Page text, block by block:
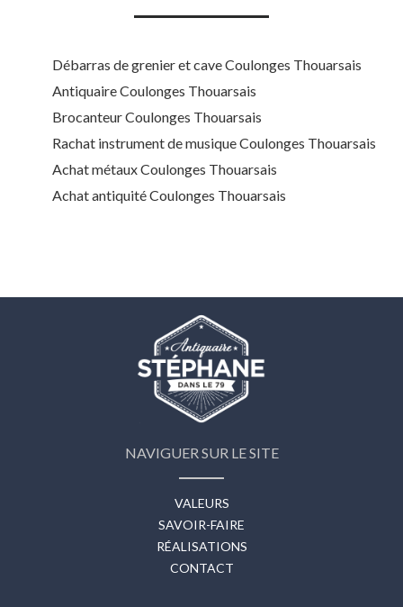
Débarras de grenier et cave Coulonges Thouarsais
Antiquaire Coulonges Thouarsais
Brocanteur Coulonges Thouarsais
Rachat instrument de musique Coulonges Thouarsais
Achat métaux Coulonges Thouarsais
Achat antiquité Coulonges Thouarsais
NAVIGUER SUR LE SITE
VALEURS
SAVOIR-FAIRE
RÉALISATIONS
CONTACT